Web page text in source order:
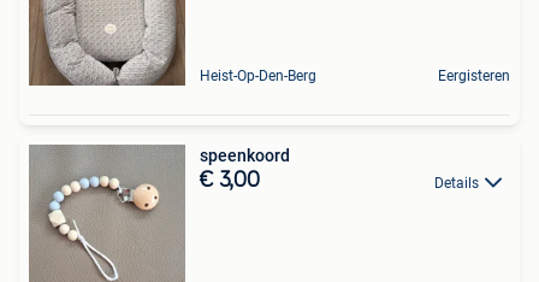
Heist-Op-Den-Berg Eergisteren
speenkoord
€ 3,00 Details